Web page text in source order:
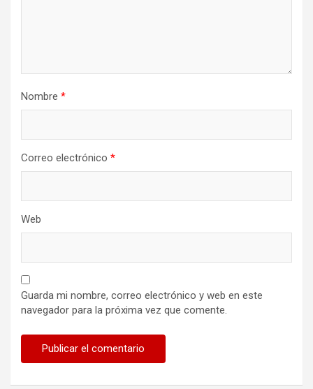
Nombre *
Correo electrónico *
Web
Guarda mi nombre, correo electrónico y web en este
navegador para la próxima vez que comente.